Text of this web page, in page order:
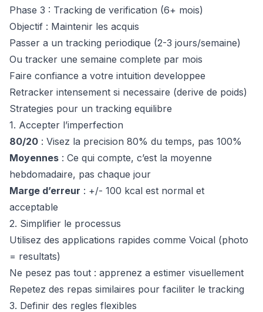
Phase 3 : Tracking de verification (6+ mois)
Objectif : Maintenir les acquis
Passer a un tracking periodique (2-3 jours/semaine)
Ou tracker une semaine complete par mois
Faire confiance a votre intuition developpee
Retracker intensement si necessaire (derive de poids)
Strategies pour un tracking equilibre
1. Accepter l’imperfection
80/20 : Visez la precision 80% du temps, pas 100%
Moyennes : Ce qui compte, c’est la moyenne
hebdomadaire, pas chaque jour
Marge d’erreur : +/- 100 kcal est normal et
acceptable
2. Simplifier le processus
Utilisez des applications rapides comme Voical (photo
= resultats)
Ne pesez pas tout : apprenez a estimer visuellement
Repetez des repas similaires pour faciliter le tracking
3. Definir des regles flexibles